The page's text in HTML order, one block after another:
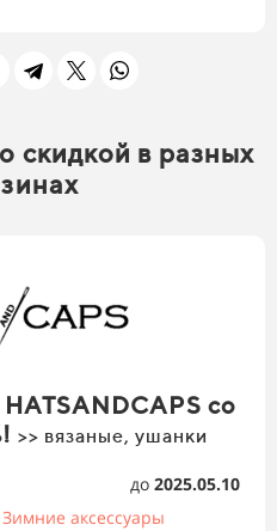
скидкой в разных
со
>> вязаные, ушанки
до 2025.05.10
Зимние аксессуары